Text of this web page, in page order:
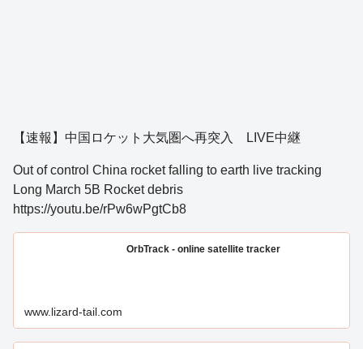
【速報】中国ロケット大気圏へ再突入 LIVE中継
Out of control China rocket falling to earth live tracking
Long March 5B Rocket debris
https://youtu.be/rPw6wPgtCb8
OrbTrack - online satellite tracker
www.lizard-tail.com